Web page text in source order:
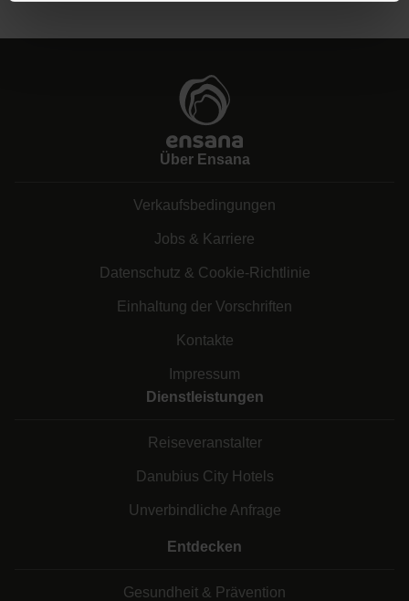
Über Ensana
Verkaufsbedingungen
Jobs & Karriere
Datenschutz & Cookie-Richtlinie
Einhaltung der Vorschriften
Kontakte
Impressum
Dienstleistungen
Reiseveranstalter
Danubius City Hotels
Unverbindliche Anfrage
Entdecken
Gesundheit & Prävention